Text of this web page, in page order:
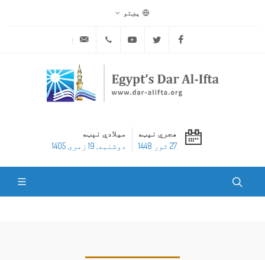
پښتو
Facebook
Twitter
Youtube
هجري نیټه
27 ثور 1448
میلادې نېټه
دوشنبه, 19 زمری 1405